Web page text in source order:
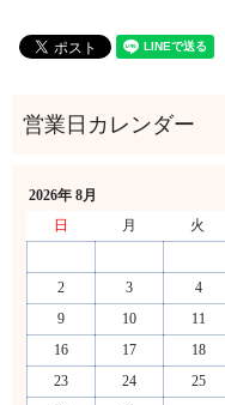
2026年 8月
日
月 火
2
3 4
9
10 11
16
17 18
23
24 25